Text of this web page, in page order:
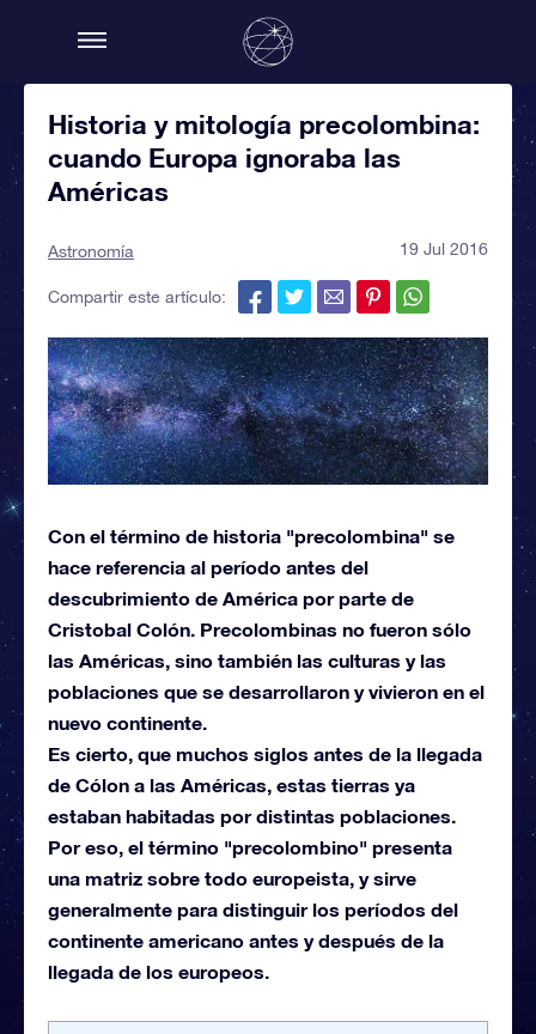
Historia y mitología precolombina:
cuando Europa ignoraba las
Américas
Astronomía 19 Jul 2016
Compartir este artículo:
Con el término de historia "precolombina" se
hace referencia al período antes del
descubrimiento de América por parte de
Cristobal Colón. Precolombinas no fueron sólo
las Américas, sino también las culturas y las
poblaciones que se desarrollaron y vivieron en el
nuevo continente.
Es cierto, que muchos siglos antes de la llegada
de Cólon a las Américas, estas tierras ya
estaban habitadas por distintas poblaciones.
Por eso, el término "precolombino" presenta
una matriz sobre todo europeista, y sirve
generalmente para distinguir los períodos del
continente americano antes y después de la
llegada de los europeos.